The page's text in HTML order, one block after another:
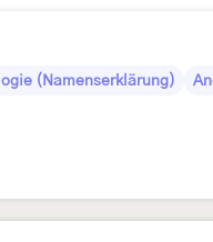
(Namenserklärung)